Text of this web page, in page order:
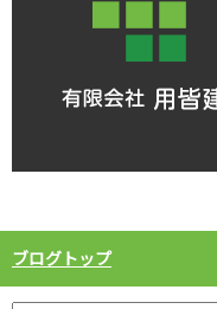
ブログトップ